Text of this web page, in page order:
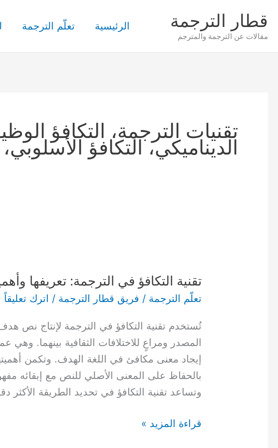
إلى
المحتوى
قطار الترجمة
مقالات عن الترجمة والمترجم
الرئيسية تعلّم الترجمة
تقنيات الترجمة، التكافؤ
الديناميكي، التكافؤ الأسلوبي،
تقنية التكافؤ في الترجمة: تعريفها
تعلّم الترجمة / فريق قطار الترجمة/ اترك تعليقاً
تُستخدم تقنية التكافؤ في الترجمة لإنتاج نص
المصدر ومراعٍ للاختلافات الثقافية بينهما.
إيجاد معنى مكافئ في اللغة الهدف. وتكمن
بالحفاظ على المعنى الأصلي للنص مع إبقائه
وتساعد تقنية التكافؤ في تحديد الطريقة الأكثر
في
الترجمة:
وأهميتها
وأنواعها
مع
الأمثلة
قراءة المزيد »